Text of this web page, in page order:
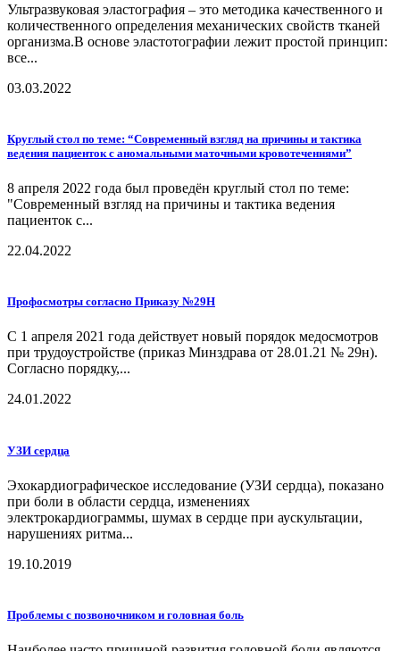
Ультразвуковая эластография – это методика качественного и
количественного определения механических свойств тканей
организма.В основе эластотографии лежит простой принцип:
все...
03.03.2022
Круглый стол по теме: “Современный взгляд на причины и тактика
ведения пациенток с аномальными маточными кровотечениями”
8 апреля 2022 года был проведён круглый стол по теме:
"Современный взгляд на причины и тактика ведения
пациенток с...
22.04.2022
Профосмотры согласно Приказу №29Н
С 1 апреля 2021 года действует новый порядок медосмотров
при трудоустройстве (приказ Минздрава от 28.01.21 № 29н).
Согласно порядку,...
24.01.2022
УЗИ сердца
Эхокардиографическое исследование (УЗИ сердца), показано
при боли в области сердца, изменениях
электрокардиограммы, шумах в сердце при аускультации,
нарушениях ритма...
19.10.2019
Проблемы с позвоночником и головная боль